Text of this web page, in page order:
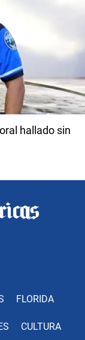
hallado sin
FLORIDA
CULTURA